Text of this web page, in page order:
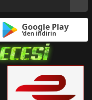
Google Play
'den indirin